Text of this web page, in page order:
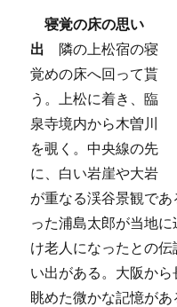
寝覚の床の思い
出 隣の上松宿の寝
覚めの床へ回って貰
う。上松に着き、臨
泉寺境内から木曽川
を覗く。中央線の先
に、白い岩崖や大岩
が重なる渓谷景観で
った浦島太郎が当地
け老人になったとの
い出がある。大阪か
眺めた微かな記憶が